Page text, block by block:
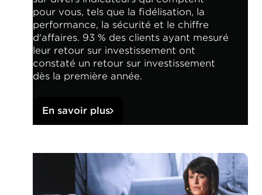
pour vous, tels que la fidélisation, la
performance, la sécurité et le chiffre
d'affaires. 93 % des clients ayant mesuré
leur retour sur investissement ont
constaté un retour sur investissement
dès la première année.
En savoir plus